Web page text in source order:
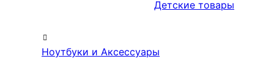
Детские товары
Ноутбуки и Аксессуары